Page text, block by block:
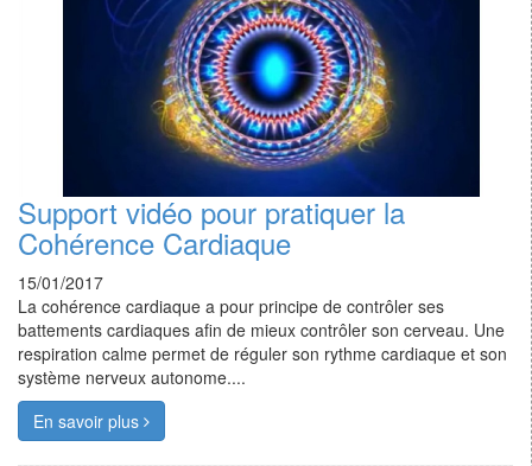
Support vidéo pour pratiquer la
Cohérence Cardiaque
15/01/2017
La cohérence cardiaque a pour principe de contrôler ses
battements cardiaques afin de mieux contrôler son cerveau. Une
respiration calme permet de réguler son rythme cardiaque et son
système nerveux autonome....
En savoir plus